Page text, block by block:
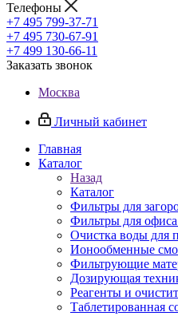
Телефоны
+7 495 799-37-71
+7 495 730-67-91
+7 499 130-66-11
Заказать звонок
Москва
Личный кабинет
Главная
Каталог
Назад
Каталог
Фильтры для
Фильтры для
Очистка воды для
Ионообменные
Фильтрующие
Дозирующая
Реагенты и
Таблетированная